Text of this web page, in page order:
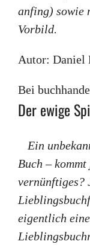
anfing) sowie
Vorbild.
Autor: Daniel
Bei
Der ewige
Ein
Buch –
vernünftiges?
eigentlich